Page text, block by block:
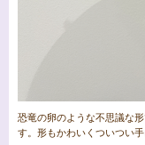
恐竜の卵のような不思議な
す。形もかわいくついつい